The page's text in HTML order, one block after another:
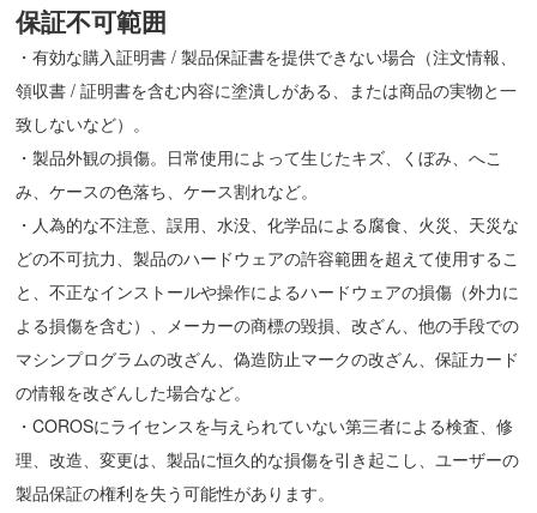
保証不可範囲
・有効な購入証明書 / 製品保証書を提供できない場合（注文情報、
領収書 / 証明書を含む内容に塗潰しがある、または商品の実物と一
致しないなど）。
・製品外観の損傷。日常使用によって生じたキズ、くぼみ、へこ
み、ケースの色落ち、ケース割れなど。
・人為的な不注意、誤用、水没、化学品による腐食、火災、天災な
どの不可抗力、製品のハードウェアの許容範囲を超えて使用するこ
と、不正なインストールや操作によるハードウェアの損傷（外力に
よる損傷を含む）、メーカーの商標の毀損、改ざん、他の手段での
マシンプログラムの改ざん、偽造防止マークの改ざん、保証カード
の情報を改ざんした場合など。
・COROSにライセンスを与えられていない第三者による検査、修
理、改造、変更は、製品に恒久的な損傷を引き起こし、ユーザーの
製品保証の権利を失う可能性があります。